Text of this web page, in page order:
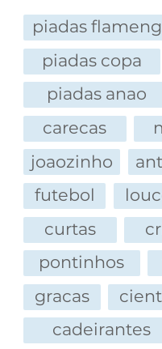
piadas
piadas copa
piadas anao
carecas
joaozinho
futebol
curtas
pontinhos
gracas
cadeirantes